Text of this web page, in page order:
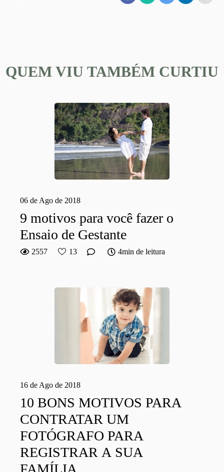
QUEM VIU TAMBÉM CURTIU
06 de Ago de 2018
9 motivos para você fazer o
Ensaio de Gestante
2557 13 4min de leitura
16 de Ago de 2018
10 BONS MOTIVOS PARA
CONTRATAR UM
FOTÓGRAFO PARA
REGISTRAR A SUA
FAMÍLIA.